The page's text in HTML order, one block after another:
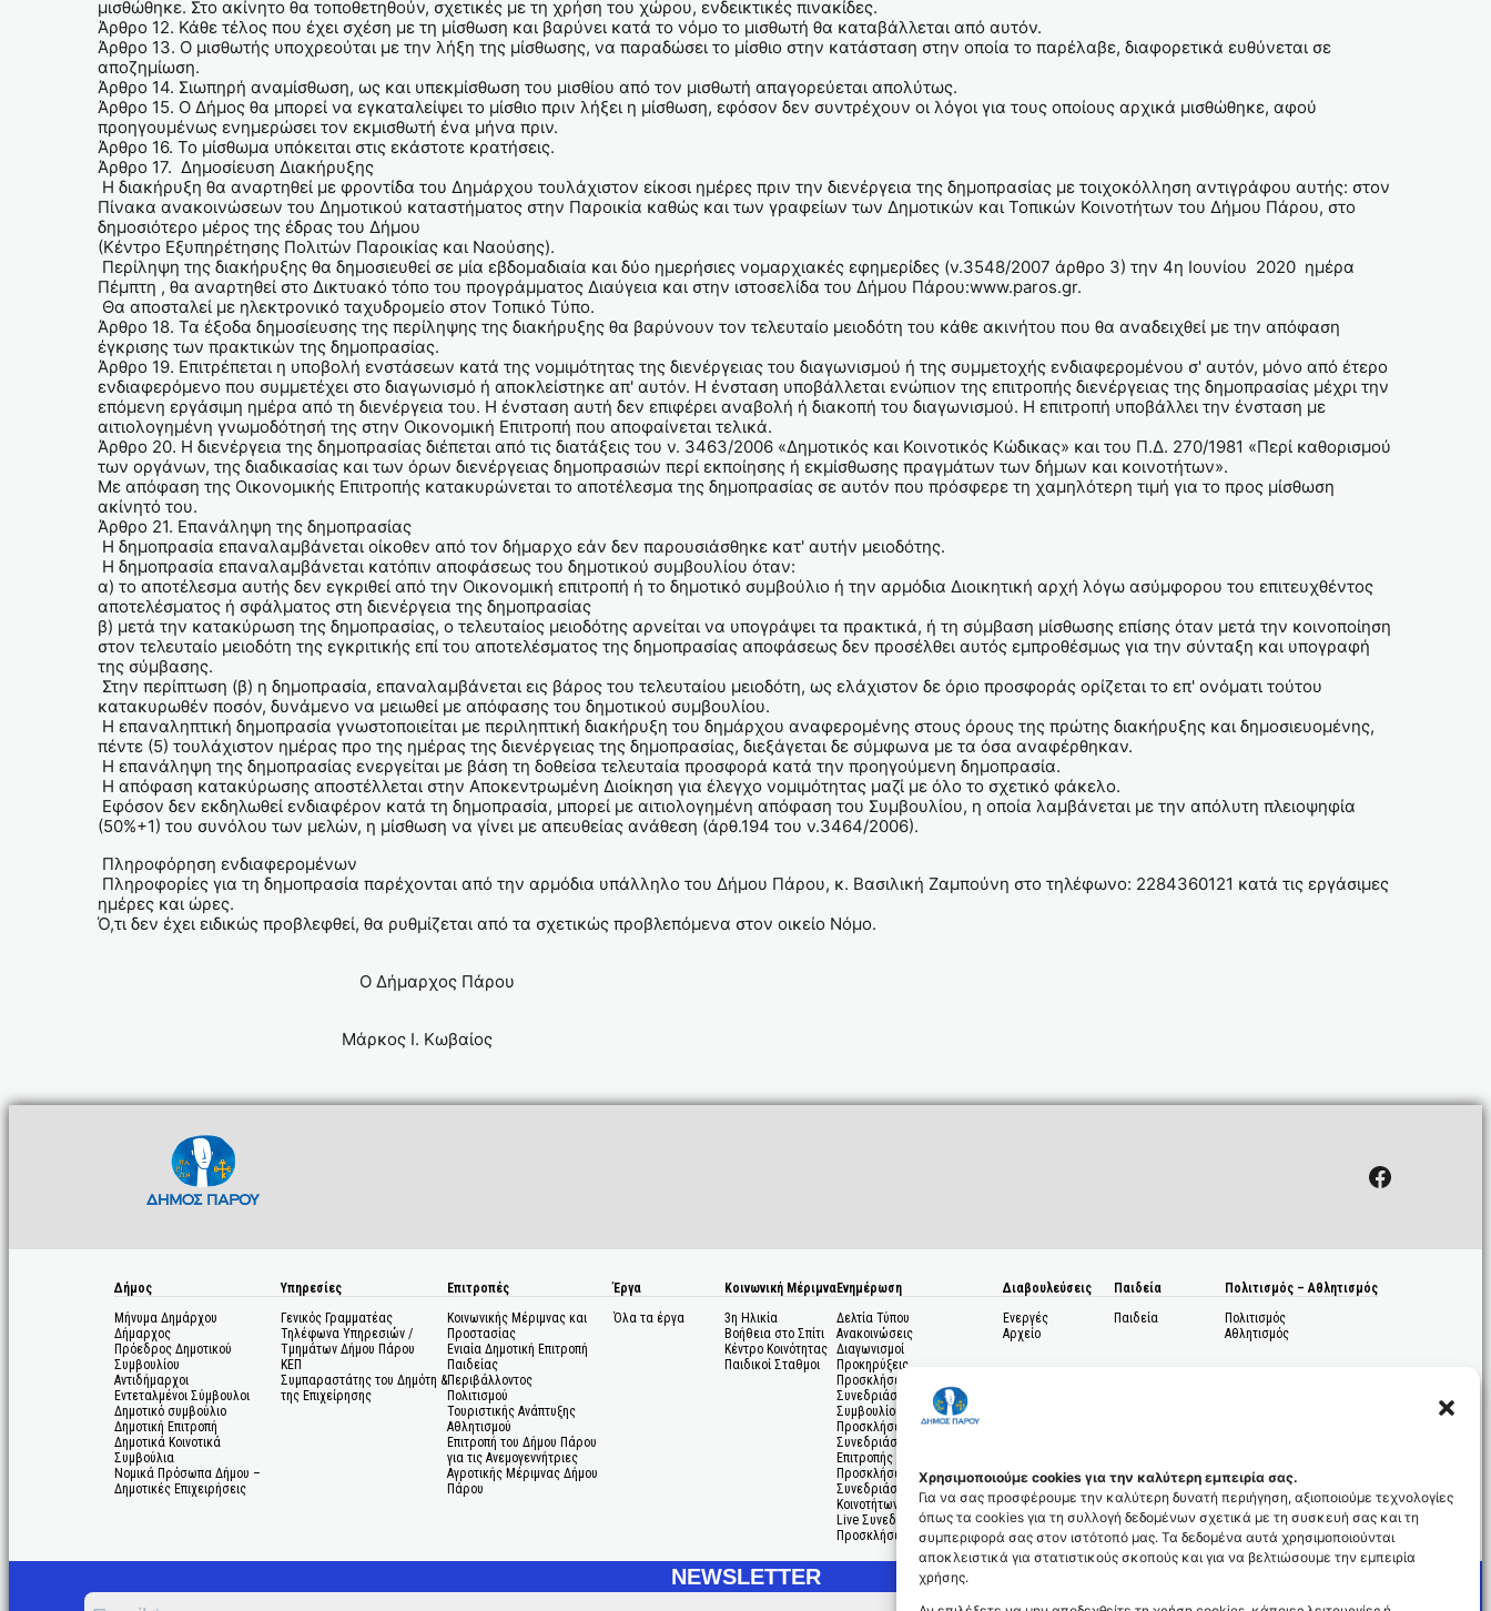
Χρησιμοποιούμε cookies για την καλύτερη εμπειρία σας.
Για να σας προσφέρουμε την καλύτερη δυνατή περιήγηση, αξιοποιούμε τεχνολογίες
όπως τα cookies για τη συλλογή δεδομένων σχετικά με τη συσκευή σας και τη
συμπεριφορά σας στον ιστότοπό μας. Τα δεδομένα αυτά χρησιμοποιούνται
αποκλειστικά για στατιστικούς σκοπούς και για να βελτιώσουμε την εμπειρία
χρήσης.
μισθώθηκε. Στο ακίνητο θα τοποθετηθούν, σχετικές με τη χρήση του χώρου, ενδεικτικές πινακίδες.
Άρθρο 12. Κάθε τέλος που έχει σχέση με τη μίσθωση και βαρύνει κατά το νόμο το μισθωτή θα καταβάλλεται από αυτόν.
Άρθρο 13. Ο μισθωτής υποχρεούται με την λήξη της μίσθωσης, να παραδώσει το μίσθιο στην κατάσταση στην οποία το παρέλαβε, διαφορετικά ευθύνεται σε
αποζημίωση.
Άρθρο 14. Σιωπηρή αναμίσθωση, ως και υπεκμίσθωση του μισθίου από τον μισθωτή απαγορεύεται απολύτως.
Άρθρο 15. Ο Δήμος θα μπορεί να εγκαταλείψει το μίσθιο πριν λήξει η μίσθωση, εφόσον δεν συντρέχουν οι λόγοι για τους οποίους αρχικά μισθώθηκε, αφού
προηγουμένως ενημερώσει τον εκμισθωτή ένα μήνα πριν.
Άρθρο 16. Το μίσθωμα υπόκειται στις εκάστοτε κρατήσεις.
Άρθρο 17. Δημοσίευση Διακήρυξης
Η διακήρυξη θα αναρτηθεί με φροντίδα του Δημάρχου τουλάχιστον είκοσι ημέρες πριν την διενέργεια της δημοπρασίας με τοιχοκόλληση αντιγράφου αυτής: στον
Πίνακα ανακοινώσεων του Δημοτικού καταστήματος στην Παροικία καθώς και των γραφείων των Δημοτικών και Τοπικών Κοινοτήτων του Δήμου Πάρου, στο
δημοσιότερο μέρος της έδρας του Δήμου
(Κέντρο Εξυπηρέτησης Πολιτών Παροικίας και Ναούσης).
Περίληψη της διακήρυξης θα δημοσιευθεί σε μία εβδομαδιαία και δύο ημερήσιες νομαρχιακές εφημερίδες (ν.3548/2007 άρθρο 3) την 4η Ιουνίου 2020 ημέρα
Πέμπτη , θα αναρτηθεί στο Δικτυακό τόπο του προγράμματος Διαύγεια και στην ιστοσελίδα του Δήμου Πάρου:www.paros.gr.
Θα αποσταλεί με ηλεκτρονικό ταχυδρομείο στον Τοπικό Τύπο.
Άρθρο 18. Τα έξοδα δημοσίευσης της περίληψης της διακήρυξης θα βαρύνουν τον τελευταίο μειοδότη του κάθε ακινήτου που θα αναδειχθεί με την απόφαση
έγκρισης των πρακτικών της δημοπρασίας.
Άρθρο 19. Επιτρέπεται η υποβολή ενστάσεων κατά της νομιμότητας της διενέργειας του διαγωνισμού ή της συμμετοχής ενδιαφερομένου σ' αυτόν, μόνο από έτερο
ενδιαφερόμενο που συμμετέχει στο διαγωνισμό ή αποκλείστηκε απ' αυτόν. Η ένσταση υποβάλλεται ενώπιον της επιτροπής διενέργειας της δημοπρασίας μέχρι την
επόμενη εργάσιμη ημέρα από τη διενέργεια του. Η ένσταση αυτή δεν επιφέρει αναβολή ή διακοπή του διαγωνισμού. Η επιτροπή υποβάλλει την ένσταση με
αιτιολογημένη γνωμοδότησή της στην Οικονομική Επιτροπή που αποφαίνεται τελικά.
Άρθρο 20. Η διενέργεια της δημοπρασίας διέπεται από τις διατάξεις του ν. 3463/2006 «Δημοτικός και Κοινοτικός Κώδικας» και του Π.Δ. 270/1981 «Περί καθορισμού
των οργάνων, της διαδικασίας και των όρων διενέργειας δημοπρασιών περί εκποίησης ή εκμίσθωσης πραγμάτων των δήμων και κοινοτήτων».
Με απόφαση της Οικονομικής Επιτροπής κατακυρώνεται το αποτέλεσμα της δημοπρασίας σε αυτόν που πρόσφερε τη χαμηλότερη τιμή για το προς μίσθωση
ακίνητό του.
Άρθρο 21. Επανάληψη της δημοπρασίας
Η δημοπρασία επαναλαμβάνεται οίκοθεν από τον δήμαρχο εάν δεν παρουσιάσθηκε κατ' αυτήν μειοδότης.
Η δημοπρασία επαναλαμβάνεται κατόπιν αποφάσεως του δημοτικού συμβουλίου όταν:
α) το αποτέλεσμα αυτής δεν εγκριθεί από την Οικονομική επιτροπή ή το δημοτικό συμβούλιο ή την αρμόδια Διοικητική αρχή λόγω ασύμφορου του επιτευχθέντος
αποτελέσματος ή σφάλματος στη διενέργεια της δημοπρασίας
β) μετά την κατακύρωση της δημοπρασίας, ο τελευταίος μειοδότης αρνείται να υπογράψει τα πρακτικά, ή τη σύμβαση μίσθωσης επίσης όταν μετά την κοινοποίηση
στον τελευταίο μειοδότη της εγκριτικής επί του αποτελέσματος της δημοπρασίας αποφάσεως δεν προσέλθει αυτός εμπροθέσμως για την σύνταξη και υπογραφή
της σύμβασης.
Στην περίπτωση (β) η δημοπρασία, επαναλαμβάνεται εις βάρος του τελευταίου μειοδότη, ως ελάχιστον δε όριο προσφοράς ορίζεται το επ' ονόματι τούτου
κατακυρωθέν ποσόν, δυνάμενο να μειωθεί με απόφασης του δημοτικού συμβουλίου.
Η επαναληπτική δημοπρασία γνωστοποιείται με περιληπτική διακήρυξη του δημάρχου αναφερομένης στους όρους της πρώτης διακήρυξης και δημοσιευομένης,
πέντε (5) τουλάχιστον ημέρας προ της ημέρας της διενέργειας της δημοπρασίας, διεξάγεται δε σύμφωνα με τα όσα αναφέρθηκαν.
Η επανάληψη της δημοπρασίας ενεργείται με βάση τη δοθείσα τελευταία προσφορά κατά την προηγούμενη δημοπρασία.
Η απόφαση κατακύρωσης αποστέλλεται στην Αποκεντρωμένη Διοίκηση για έλεγχο νομιμότητας μαζί με όλο το σχετικό φάκελο.
Εφόσον δεν εκδηλωθεί ενδιαφέρον κατά τη δημοπρασία, μπορεί με αιτιολογημένη απόφαση του Συμβουλίου, η οποία λαμβάνεται με την απόλυτη πλειοψηφία
(50%+1) του συνόλου των μελών, η μίσθωση να γίνει με απευθείας ανάθεση (άρθ.194 του ν.3464/2006).
Πληροφόρηση ενδιαφερομένων
Πληροφορίες για τη δημοπρασία παρέχονται από την αρμόδια υπάλληλο του Δήμου Πάρου, κ. Βασιλική Ζαμπούνη στο τηλέφωνο: 2284360121 κατά τις εργάσιμες
ημέρες και ώρες.
Ό,τι δεν έχει ειδικώς προβλεφθεί, θα ρυθμίζεται από τα σχετικώς προβλεπόμενα στον οικείο Νόμο.
Ο Δήμαρχος Πάρου
Μάρκος Ι. Κωβαίος
Facebook
Δήμος
Μήνυμα Δημάρχου
Δήμαρχος
Πρόεδρος Δημοτικού
Συμβουλίου
Αντιδήμαρχοι
Εντεταλμένοι Σύμβουλοι
Δημοτικό συμβούλιο
Δημοτική Επιτροπή
Δημοτικά Κοινοτικά
Συμβούλια
Νομικά Πρόσωπα Δήμου –
Δημοτικές Επιχειρήσεις
Υπηρεσίες
Γενικός Γραμματέας
Τηλέφωνα Υπηρεσιών /
Τμημάτων Δήμου Πάρου
ΚΕΠ
Συμπαραστάτης του Δημότη &
της Επιχείρησης
Επιτροπές
Κοινωνικής Μέριμνας και
Προστασίας
Ενιαία Δημοτική Επιτροπή
Παιδείας
Περιβάλλοντος
Πολιτισμού
Τουριστικής Ανάπτυξης
Αθλητισμού
Επιτροπή του Δήμου Πάρου
για τις Ανεμογεννήτριες
Αγροτικής Μέριμνας Δήμου
Πάρου
Έργα
Όλα τα έργα
Κοινωνική Μέριμνα
3η Ηλικία
Βοήθεια στο Σπίτι
Κέντρο Κοινότητας
Παιδικοί Σταθμοι
Ενημέρωση
Δελτία Τύπου
Ανακοινώσεις
Διαγωνισμοί
Προκηρύξεις
Προσκλήσεις σε
Συνεδριάσεις Δημοτικού
Συμβουλίου
Προσκλήσεις σε
Συνεδριάσεις Δημοτικής
Επιτροπής
Προσκλήσεις σε
Συνεδριάσεις Δημοτικών
Κοινοτήτων
Live Συνεδριάσεις
Προσκλήσεις Ενδιαφέροντος
Διαβουλεύσεις
Ενεργές
Αρχείο
Παιδεία
Παιδεία
Πολιτισμός – Αθλητισμός
Πολιτισμός
Αθλητισμός
NEWSLETTER